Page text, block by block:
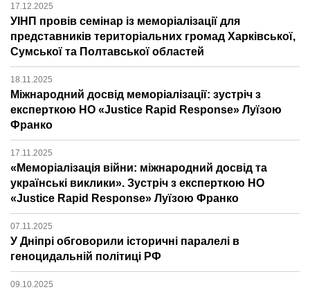
17.12.2025
УІНП провів семінар із меморіалізації для
представників територіальних громад Харківської,
Сумської та Полтавської областей
18.11.2025
Міжнародний досвід меморіалізації: зустріч з
експерткою НО «Justice Rapid Response» Луїзою
Франко
17.11.2025
«Меморіалізація війни: міжнародний досвід та
українські виклики». Зустріч з експерткою НО
«Justice Rapid Response» Луїзою Франко
07.11.2025
У Дніпрі обговорили історичні паралелі в
геноцидальній політиці РФ
09.10.2025